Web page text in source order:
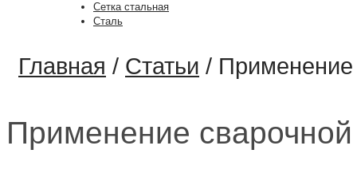
Сетка стальная
Сталь
Главная / Статьи / Применение
Применение